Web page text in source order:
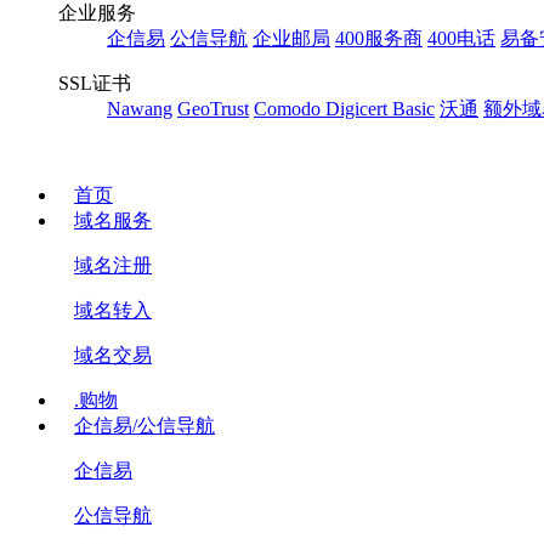
企业服务
企信易 公信导航 企业邮局 400服务商 400电话 易备
SSL证书
Nawang GeoTrust Comodo Digicert Basic 沃通 额外域
首页
域名服务
域名注册
域名转入
域名交易
.购物
企信易/公信导航
企信易
公信导航